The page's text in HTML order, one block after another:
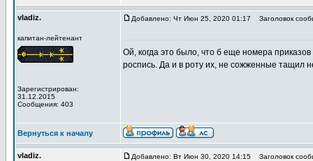
vladiz.
капитан-лейтенант
Зарегистрирован:
31.12.2015
Сообщения: 403
Добавлено: Чт Июн 25, 2020 01:17 Заголовок
Ой, когда это было, что б еще номера
роспись. Да и в роту их, не сожженные тащил
Вернуться к началу
vladiz. Добавлено: Вт Июн 30, 2020 14:15 Заголовок